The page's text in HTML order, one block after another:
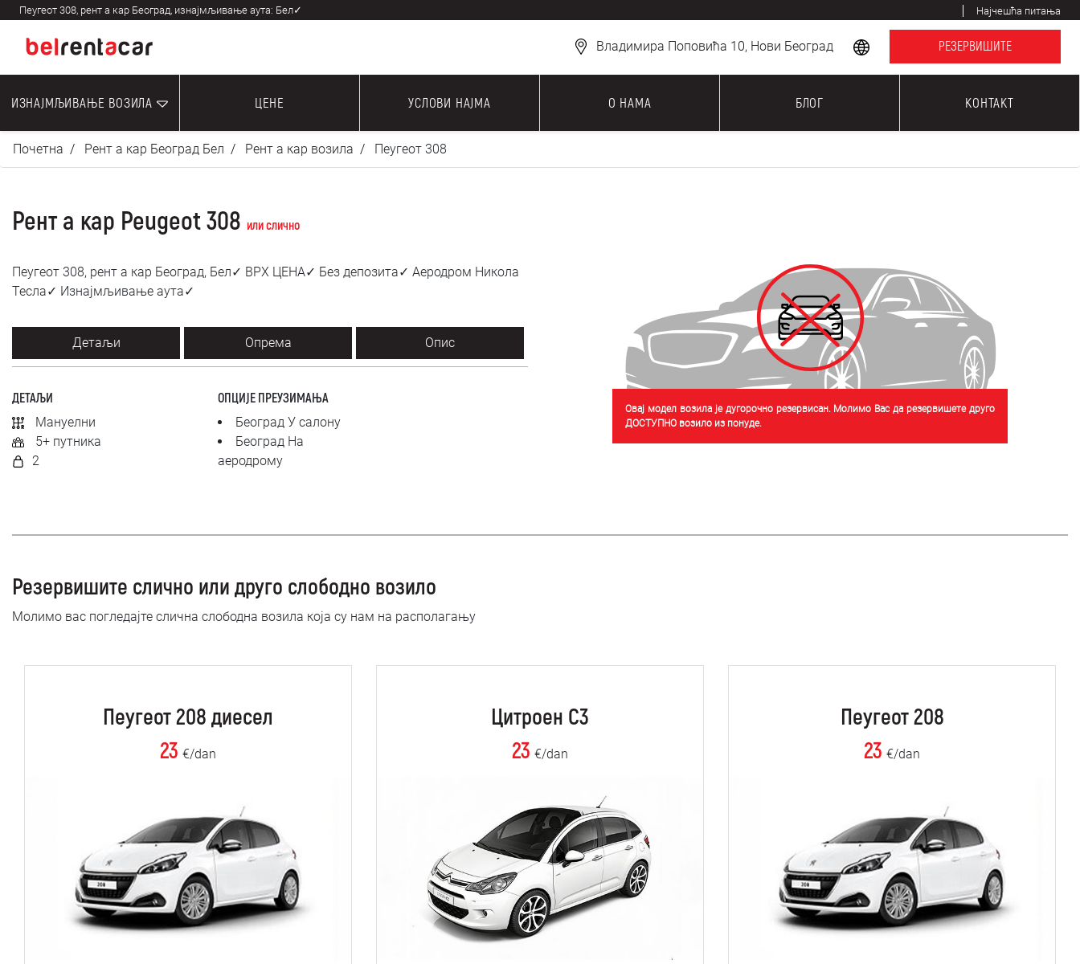
Пеугеот 308, рент а кар Београд, изнајмљивање аута: Бел✓ Најчешћа питања
Владимира Поповића 10, Нови Београд РЕЗЕРВИШИТЕ
ИЗНАЈМЉИВАЊЕ ВОЗИЛА ЦЕНЕ УСЛОВИ НАЈМА О НАМА БЛОГ КОНТАКТ
Почетна Рент а кар Београд Бел Рент а кар возила Пеугеот 308
Рент а кар Peugeot 308 или слично
Пеугеот 308, рент а кар Београд, Бел✓ ВРХ ЦЕНА✓ Без депозита✓ Аеродром Никола
Тесла✓ Изнајмљивање аута✓
Детаљи Опрема Опис
ДЕТАЉИ
Мануелни
5+ путника
2
ОПЦИЈЕ ПРЕУЗИМАЊА
Београд У салону
Београд На
аеродрому
Овај модел возила је дугорочно резервисан. Молимо Вас да резервишете друго
ДОСТУПНО возило из понуде.
Резервишите слично или друго слободно возило
Молимо вас погледајте слична слободна возила која су нам на располагању
Пеугеот 208 диесел
23 €/dan
Цитроен C3
23 €/dan
Пеугеот 208
23 €/dan